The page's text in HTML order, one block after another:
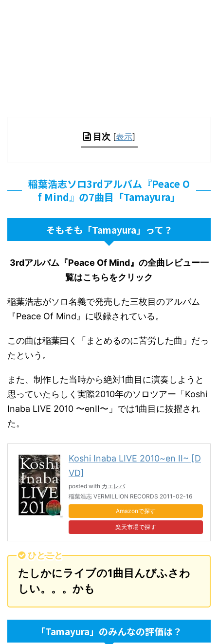
目次 [表示]
稲葉浩志ソロ3rdアルバム『Peace O
f Mind』の7曲目「Tamayura」
そもそも「Tamayura」って？
3rdアルバム『Peace Of Mind』の全曲レビュー一
覧はこちらをクリック
稲葉浩志がソロ名義で発売した三枚目のアルバム
『Peace Of Mind』に収録されている。
この曲は稲葉曰く「まとめるのに苦労した曲」だっ
たという。
また、制作した当時から絶対1曲目に演奏しようと
思っていたらしく実際2010年のソロツアー「Koshi
Inaba LIVE 2010 〜enII〜」では1曲目に抜擢され
た。
Koshi Inaba LIVE 2010~en II~ [D
VD]
posted with カエレバ
稲葉浩志 VERMILLION RECORDS 2011-02-16
Amazon
楽天市場
ひとこと
たしかにライブの1曲目んびふさわ
しい。。。かも
「Tamayura」のみんなの評価は？